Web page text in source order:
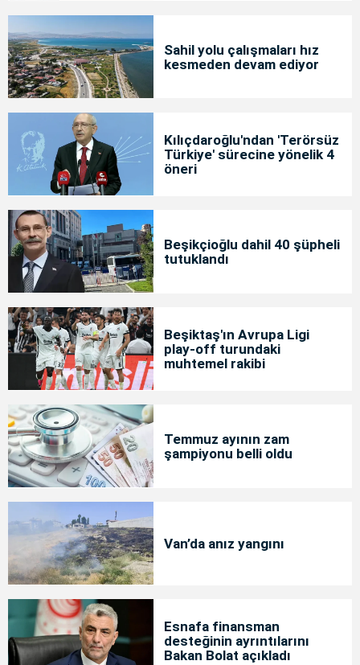
Sahil yolu çalışmaları hız
kesmeden devam ediyor
Kılıçdaroğlu'ndan 'Terörsüz
Türkiye' sürecine yönelik 4
öneri
Beşikçioğlu dahil 40 şüpheli
tutuklandı
Beşiktaş'ın Avrupa Ligi
play-off turundaki
muhtemel rakibi
Temmuz ayının zam
şampiyonu belli oldu
Van’da anız yangını
Esnafa finansman
desteğinin ayrıntılarını
Bakan Bolat açıkladı